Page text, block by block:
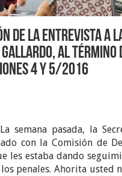
de la entrevista a
Gallardo, al término
4 y 5/2016
La semana pasada, la
con la Comisión de
les estaba dando
penales. Ahorita usted